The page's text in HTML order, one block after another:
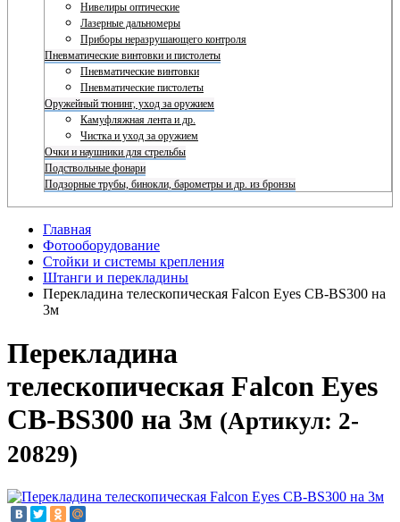
Нивелиры оптические
Лазерные дальномеры
Приборы неразрушающего контроля
Пневматические винтовки и пистолеты
Пневматические винтовки
Пневматические пистолеты
Оружейный тюнинг, уход за оружием
Камуфляжная лента и др.
Чистка и уход за оружием
Очки и наушники для стрельбы
Подствольные фонари
Подзорные трубы, бинокли, барометры и др. из бронзы
Главная
Фотооборудование
Стойки и системы крепления
Штанги и перекладины
Перекладина телескопическая Falcon Eyes CB-BS300 на
3м
Перекладина
телескопическая Falcon Eyes
CB-BS300 на 3м (Артикул: 2-
20829)